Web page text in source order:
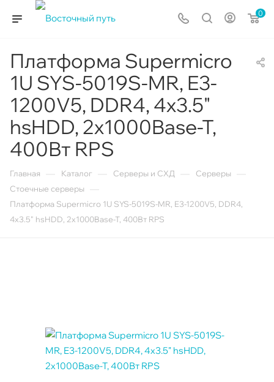
0
Платформа Supermicro
1U SYS-5019S-MR, E3-
1200V5, DDR4, 4x3.5"
hsHDD, 2х1000Base-T,
400Вт RPS
Главная Каталог Серверы и СХД Серверы
Стоечные серверы
Платформа Supermicro 1U SYS-5019S-MR, E3-1200V5, DDR4,
4x3.5" hsHDD, 2х1000Base-T, 400Вт RPS